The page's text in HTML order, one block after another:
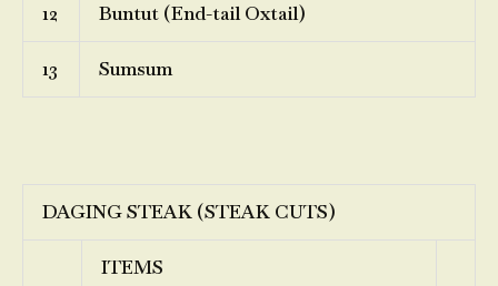
12 Buntut (End-tail Oxtail)
13 Sumsum
DAGING STEAK (STEAK CUTS)
ITEMS